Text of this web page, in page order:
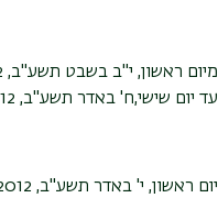
מיום ראשון, י"ב בשבט תשע"ב, 5.2.2012
עד יום שישי,ח' באדר תשע"ב, 2.3.2012
יום ראשון, י' באדר תשע"ב, 4.3.2012